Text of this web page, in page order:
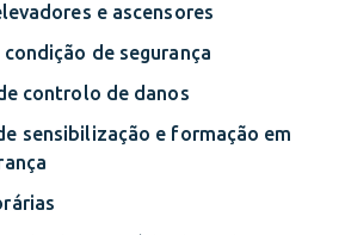
e ascensores
de segurança
controlo de danos
sensibilização e formação em